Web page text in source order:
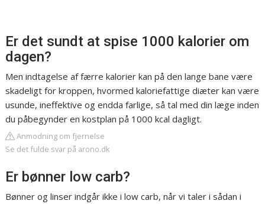
Er det sundt at spise 1000 kalorier om
dagen?
Men indtagelse af færre kalorier kan på den lange bane være
skadeligt for kroppen, hvormed kaloriefattige diæter kan være
usunde, ineffektive og endda farlige, så tal med din læge inden
du påbegynder en kostplan på 1000 kcal dagligt.
Anmodning om fjernelse
Se det fulde svar på arono.dk
Er bønner low carb?
Bønner og linser indgår ikke i low carb, når vi taler i sådan i